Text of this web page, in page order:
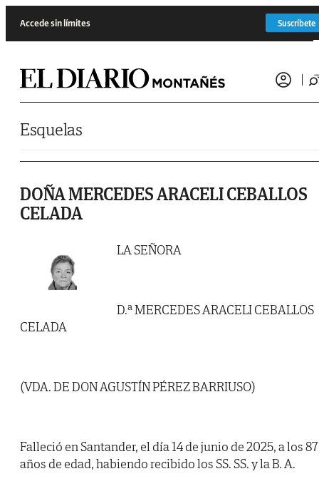
Accede sin límites Suscríbete
Esquelas
DOÑA MERCEDES ARACELI CEBALLOS
CELADA
LA SEÑORA
D.ª MERCEDES ARACELI CEBALLOS
CELADA
(VDA. DE DON AGUSTÍN PÉREZ BARRIUSO)
Falleció en Santander, el día 14 de junio de 2025, a los 87
años de edad, habiendo recibido los SS. SS. y la B. A.